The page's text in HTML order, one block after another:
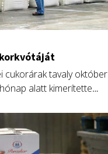
cukorárak tavaly október
alatt kimerítette
ezért is érdemes
tartósságát firtatni.